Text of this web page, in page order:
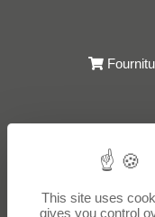
This site uses
gives you control